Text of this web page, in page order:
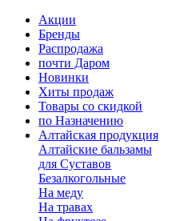
Акции
Бренды
Распродажа
почти Даром
Новинки
Хиты продаж
Товары со скидкой
по Назначению
Алтайская продукция
Алтайские бальзамы
для Суставов
Безалкогольные
На меду
На травах